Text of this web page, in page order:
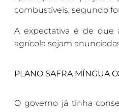
combustíveis, segundo
A expectativa é de que
agrícola sejam
PLANO SAFRA MÍNGUA
O governo já tinha